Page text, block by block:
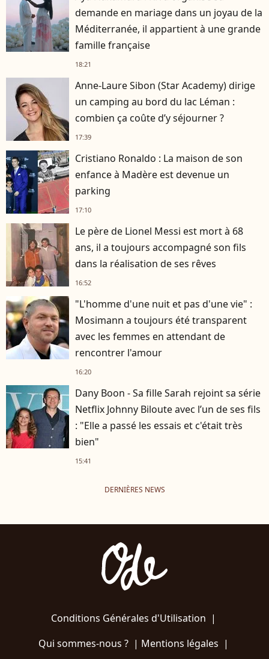
demande en mariage dans un joyau de la
Méditerranée, il appartient à une grande
famille française
18:21
Anne-Laure Sibon (Star Academy) dirige
un camping au bord du lac Léman :
combien ça coûte d’y séjourner ?
17:39
Cristiano Ronaldo : La maison de son
enfance à Madère est devenue un
parking
17:10
Le père de Lionel Messi est mort à 68
ans, il a toujours accompagné son fils
dans la réalisation de ses rêves
16:52
"L'homme d'une nuit et pas d'une vie" :
Mosimann a toujours été transparent
avec les femmes en attendant de
rencontrer l'amour
16:20
Dany Boon - Sa fille Sarah rejoint sa série
Netflix Johnny Biloute avec l’un de ses fils
: "Elle a passé les essais et c'était très
bien"
15:41
DERNIÈRES NEWS
Conditions Générales d'Utilisation |
Qui sommes-nous ?| Mentions légales |